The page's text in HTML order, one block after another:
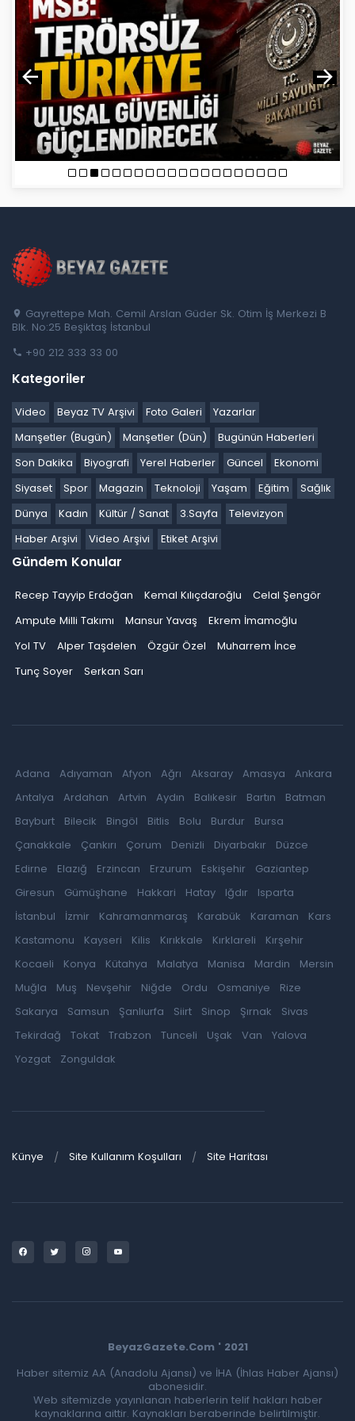
Gayrettepe Mah. Cemil Arslan Güder Sk. Otim İş Merkezi B
Blk. No:25 Beşiktaş İstanbul
+90 212 333 33 00
Kategoriler
Video Beyaz TV Arşivi Foto Galeri
Yazarlar
Manşetler (Bugün)
Manşetler (Dün)
Bugünün Haberleri
Son Dakika
Biyografi Yerel Haberler Güncel
Ekonomi
Siyaset
Spor Magazin Teknoloji Yaşam Eğitim
Sağlık
Dünya
Kadın Kültür / Sanat 3.Sayfa
Televizyon
Haber Arşivi
Video Arşivi Etiket Arşivi
Gündem Konular
Recep Tayyip Erdoğan Kemal Kılıçdaroğlu
Celal Şengör
Ampute Milli Takımı
Mansur Yavaş
Ekrem İmamoğlu
Yol TV
Alper Taşdelen Özgür Özel
Muharrem İnce
Tunç Soyer
Serkan Sarı
Adana Adıyaman Afyon Ağrı Aksaray Amasya
Ankara
Antalya
Ardahan Artvin Aydın Balıkesir Bartın
Batman
Bayburt
Bilecik Bingöl Bitlis Bolu Burdur
Bursa
Çanakkale
Çankırı Çorum Denizli Diyarbakır
Düzce
Edirne
Elazığ Erzincan Erzurum Eskişehir
Gaziantep
Giresun
Gümüşhane Hakkari Hatay Iğdır
Isparta
İstanbul
İzmir Kahramanmaraş Karabük Karaman
Kars
Kastamonu
Kayseri Kilis Kırıkkale Kırklareli
Kırşehir
Kocaeli
Konya Kütahya Malatya Manisa Mardin
Mersin
Muğla
Muş Nevşehir Niğde Ordu Osmaniye
Rize
Sakarya
Samsun Şanlıurfa Siirt Sinop Şırnak
Sivas
Tekirdağ
Tokat Trabzon Tunceli Uşak Van
Yalova
Yozgat
Zonguldak
Künye Site Kullanım Koşulları Site Haritası
BeyazGazete.Com ' 2021
Haber sitemiz AA (Anadolu Ajansı) ve İHA (İhlas Haber Ajansı)
abonesidir.
Web sitemizde yayınlanan haberlerin telif hakları haber
kaynaklarına aittir. Kaynakları beraberinde belirtilmiştir.